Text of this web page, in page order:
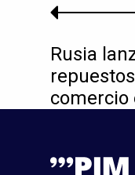
Rusia
comercio